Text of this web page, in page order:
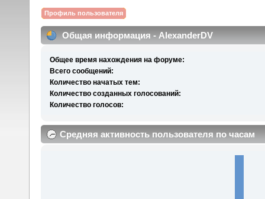
Профиль пользователя
Общая информация - AlexanderDV
Общее время нахождения на форуме:
Всего сообщений:
Количество начатых тем:
Количество созданных голосований:
Количество голосов:
Средняя активность пользователя по часам